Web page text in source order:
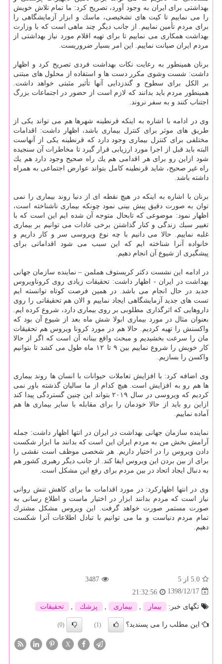
بهداشتی برای ایران به وجود آورد، تصریح كرد: ما تمام تلاش خویش
را می نماییم تا كیت های تشخیصی، ماسك و ابزار آزمایشگاهی را
برای مردم تأمین نماییم. از جانب دیگر چند ماهی است كه با وزارت
بهداشت همكاری می نماییم تا برای تهیه اقلام مورد نیاز بهداشتی از
مردم ایران صیانت نماییم. این امر بسیار ضروریست.
برنان همینطور به رعایت نكات بهداشت فردی تصریح كرد و اظهار
داشت: شست وشوی مكرر دست ها و استفاده از محلول های مبتنی
بر الكل برای سطوح و گندزدایی آنها تأثیر مثبتی خواهد داشت.
همینطور مردم باید بدانند كه لازم است از حضور در اجتماعات بزرگ
اجتناب كنند و به سفر نروند.
وی در ادامه با اشاره به اینكه قرنطینه شهرها هم می تواند یكی از
طریق های موثر برای كنترل بیماری باشد، اظهار داشت: اقدامات
مختلفی برای كنترل بیماری وجود دارد كه قرنطینه یكی از آنهاست
البته باید قبل از اجرا مورد ارزیابی قرار گیرد تا مخاطرات آن سنجیده
شود ازاین رو برای هر اقدامی هم یك راه صحیح وجود دارد هم یك
راه غیر صحیح، شاید قرنطینه كامل بتواند عوارض اجتماعی به همراه
داشته باشد.
برنان با اشاره به اینكه در هیچ نقطه ای از دنیا روند بیماری را نمی
توان به صورت دقیق پیش بینی نمود چونكه بیماری ناشناخته است،
اظهار نمود: موضوعی كه تابحال متوجه آن شده ایم این است كه با
تغییر سبك زندگی و كنار گذاشتن برخی عادات می توانیم بر بیماری
غلبه نماییم. حالا می دانیم با چه نوع ویروسی سر و كار داریم و
خانواده آنرا شناخته ایم كه این سبب می شود اقداماتی برای
پیشگیری از شیوع آن انجام دهیم.
در ادامه این نشست دكتر كریستوف هملمن – نماینده سازمان جهانی
بهداشت در ایران - اظهار داشت: تحقیقات زیادی روی كروناویروس
جدید در حال انجام می باشد. در همین فرصت كوتاه توانسته ایم
تست های جدید آزمایشگاهی ایجاد نماییم و الان هم تحقیقاتی را روی
داروهایی كه اثرگذاری مطلوبی بر روی بیماری دارد، شروع كرده ایم.
بعنوان مثال در مورد بیماری ابولا شش ماه بعد از شیوع آن بود كه
واكسنش را تهیه كردیم. حالا هم در مورد كرونا ویروس هم تحقیقات
مان را سرعت بخشیدیم و مبحث واقع بینانه آن است كه اگر از حالا
كار خویش را شروع نماییم بین ۹ تا ۱۲ ماه طول می كشد تا بتوانیم
واكسن را بسازیم.
وی اضافه كرد: با افزایش تعاملات حیوانات با انسان ها روند بیماری
ها هم رو به افزایش است. هیچ كدام از ما سالیان گذشته باور نمی
كردیم كه ویروسی در سال ۲۰۱۹ بتواند این چنین گستردگی پیدا كند
ازاین رو باید از حالا خودمان را برای مقابله با سایر بیماری ها هم
آماده نماییم.
نماینده سازمان جهانی بهداشت در ایران در انتها اظهار داشت: جمله
آرامش بخش من به مردم ایران این است كه بدانند ما ابزار شكست
دادن ویروس را در اختیار داریم. هر شخصی موظف است نقشی را
برای از بین بردن این ویروس ایفا كند. از جانب دیگر رهبری كشور هم
به دنبال ایجاد اتحاد در بین مردم برای رفع این مشكل است.
وی در انتها اظهاركرد: در مورد اقدامات ما برای كاهش تنش روانی
نیاز است كه مردم بدانند ابزار در اختیار ماست و اطلاع رسانی به
صورت مستمر صورت خواهد گرفت. این ویروس مشكل مشترك
تمام مردم دنیاست و ما می توانیم با تبادل اطلاعات آنرا شكست
دهیم.
5.0 از 5
3487
1398/12/17
21:32:56
تگهای خبر:
بیمار بیماری پزشك تحقیقات
این مطلب را می پسندید؟ (1)
(0)
X